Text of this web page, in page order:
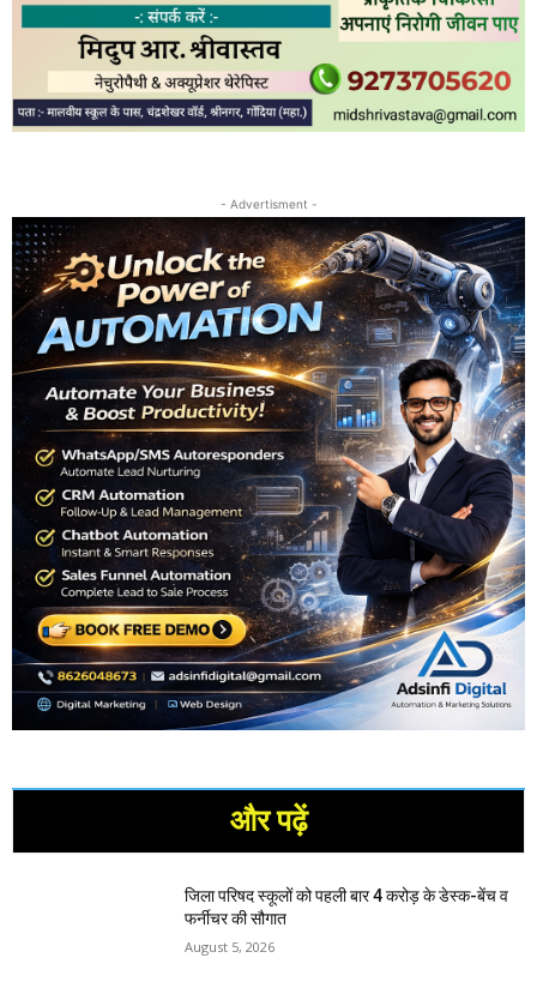
- Advertisment -
और पढ़ें
जिला परिषद स्कूलों को पहली बार 4 करोड़ के डेस्क-बेंच व
फर्नीचर की सौगात
August 5, 2026